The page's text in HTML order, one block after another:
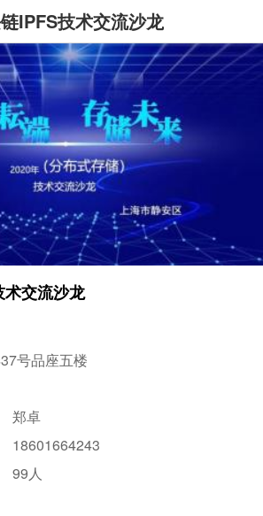
IPFS技术交流沙龙
交流沙龙
号品座五楼
郑卓
18601664243
99人